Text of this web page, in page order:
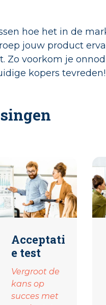
hoe het in de
jouw product
Zo voorkom je
kopers tevreden!
Acceptati
e test
Vergroot de
kans op
succes met